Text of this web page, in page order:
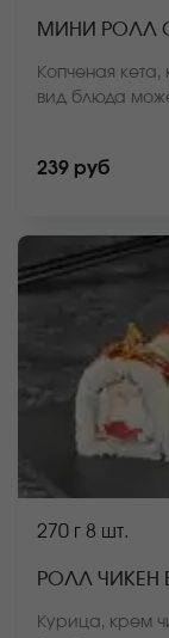
МИНИ РОЛЛ
Копченая
вид блюда
239 руб
270 г 8 шт.
РОЛЛ ЧИКЕН
Курица, крем